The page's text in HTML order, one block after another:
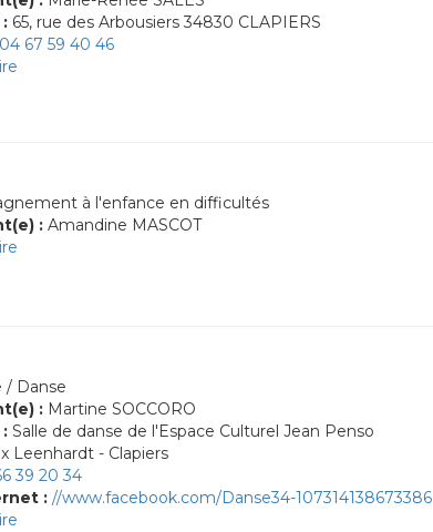
65, rue des Arbousiers 34830 CLAPIERS
04 67 59 40 46
à l'enfance en difficultés
: Amandine MASCOT
/ Danse
: Martine SOCCORO
Salle de danse de l'Espace Culturel Jean Penso
Leenhardt - Clapiers
39 20 34
: //www.facebook.com/Danse34-107314138673386